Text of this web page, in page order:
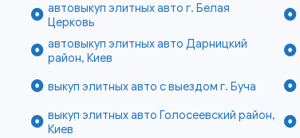
автовыкуп элитных авто г. Белая
Церковь
автовыкуп элитных авто Дарницкий
район, Киев
выкуп элитных авто с выездом г. Буча
выкуп элитных авто Голосеевский район,
Киев